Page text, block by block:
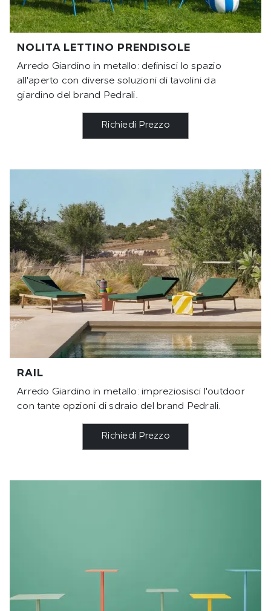
NOLITA LETTINO PRENDISOLE
Arredo Giardino in metallo: definisci lo spazio
all'aperto con diverse soluzioni di tavolini da
giardino del brand Pedrali.
Richiedi Prezzo
RAIL
Arredo Giardino in metallo: impreziosisci l'outdoor
con tante opzioni di sdraio del brand Pedrali.
Richiedi Prezzo